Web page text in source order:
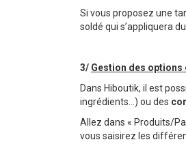
Si vous proposez une
soldé qui s’appliquera
3/ Gestion des
Dans Hiboutik, il est
ingrédients…) ou des
Allez dans « Produits/
vous saisirez les